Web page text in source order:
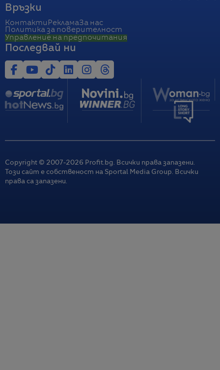
Връзки
Контакти РекламаЗа нас
Политика за поверителност
Управление на предпочитания
Последвай ни
Copyright © 2007-2026 Profit.bg. Всички права запазени.
Този сайт е собственост на Sportal Media Group. Всички
права са запазени.